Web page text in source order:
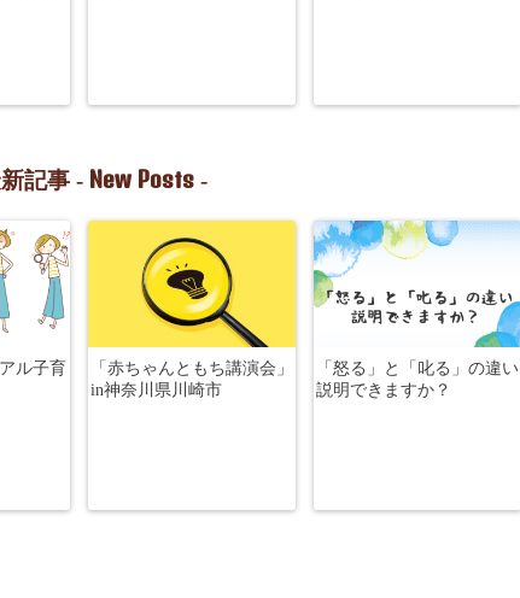
記事 - New Posts -
ル子育
「赤ちゃんともち講演会」
in神奈川県川崎市
「怒る」と「叱る」の違い
説明できますか？